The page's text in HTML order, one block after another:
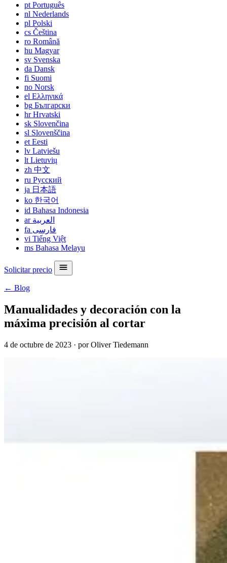
pt Português
nl Nederlands
pl Polski
cs Čeština
ro Română
hu Magyar
sv Svenska
da Dansk
fi Suomi
no Norsk
el Ελληνικά
bg Български
hrHrvatski
sk Slovenčina
sl Slovenščina
et Eesti
lv Latviešu
lt Lietuvių
zh 中文
ru Русский
ja 日本語
ko 한국어
id Bahasa Indonesia
ar العربية
fa فارسی
vi Tiếng Việt
ms Bahasa Melayu
Solicitar precio
← Blog
Manualidades y decoración con la
máxima precisión al cortar
4 de octubre de 2023 · por Oliver Tiedemann